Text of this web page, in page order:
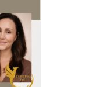
über Menschen